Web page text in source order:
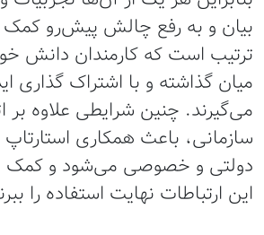
بیان و به رفع چالش پیش‌رو کمک
ترتیب است که کارمندان دانش خود
میان گذاشته و با اشتراک گذاری
می‌گیرند. چنین شرایطی علاوه بر
سازمانی، باعث همکاری استارتاپ
دولتی و خصوصی می‌شود و کمک
این ارتباطات نهایت استفاده را